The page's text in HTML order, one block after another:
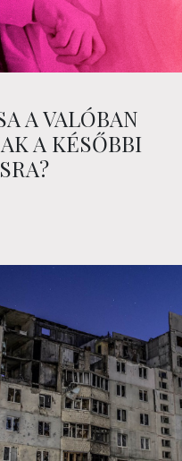
A VALÓBAN
A KÉSŐBBI